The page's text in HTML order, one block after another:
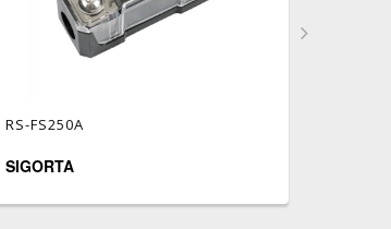
RS-FS250A
SIGORTA